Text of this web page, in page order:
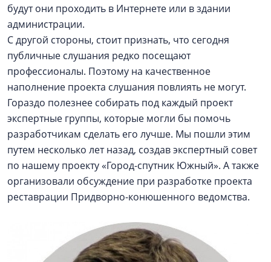
будут они проходить в Интернете или в здании
администрации.
С другой стороны, стоит признать, что сегодня
публичные слушания редко посещают
профессионалы. Поэтому на качественное
наполнение проекта слушания повлиять не могут.
Гораздо полезнее собирать под каждый проект
экспертные группы, которые могли бы помочь
разработчикам сделать его лучше. Мы пошли этим
путем несколько лет назад, создав экспертный совет
по нашему проекту «Город-спутник Южный». А также
организовали обсуждение при разработке проекта
реставрации Придворно-конюшенного ведомства.